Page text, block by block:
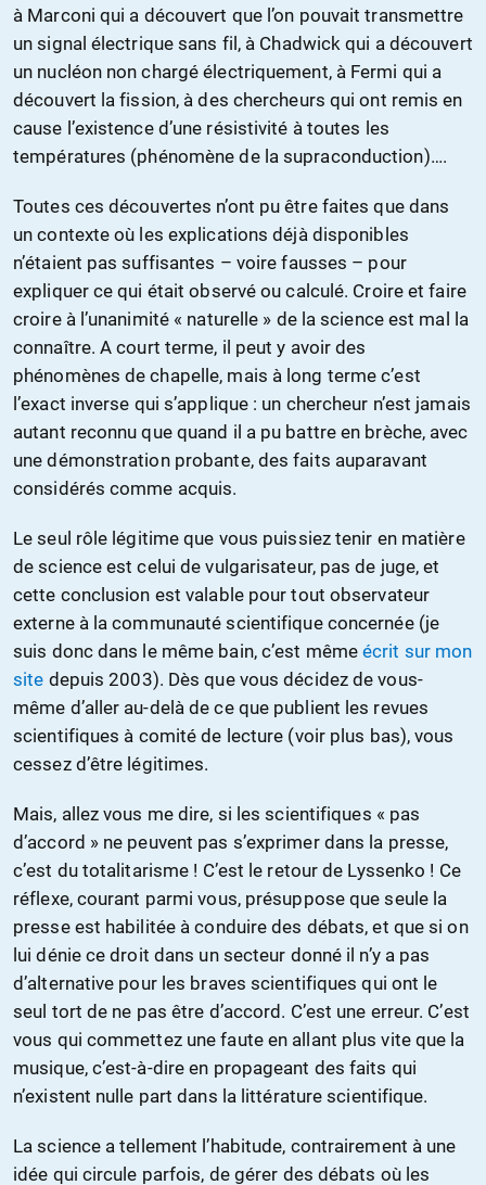
à Marconi qui a découvert que l’on pouvait transmettre
un signal électrique sans fil, à Chadwick qui a découvert
un nucléon non chargé électriquement, à Fermi qui a
découvert la fission, à des chercheurs qui ont remis en
cause l’existence d’une résistivité à toutes les
températures (phénomène de la supraconduction)….
Toutes ces découvertes n’ont pu être faites que dans
un contexte où les explications déjà disponibles
n’étaient pas suffisantes – voire fausses – pour
expliquer ce qui était observé ou calculé. Croire et faire
croire à l’unanimité « naturelle » de la science est mal la
connaître. A court terme, il peut y avoir des
phénomènes de chapelle, mais à long terme c’est
l’exact inverse qui s’applique : un chercheur n’est jamais
autant reconnu que quand il a pu battre en brèche, avec
une démonstration probante, des faits auparavant
considérés comme acquis.
Le seul rôle légitime que vous puissiez tenir en matière
de science est celui de vulgarisateur, pas de juge, et
cette conclusion est valable pour tout observateur
externe à la communauté scientifique concernée (je
suis donc dans le même bain, c’est mêmeécrit sur mon
site depuis 2003). Dès que vous décidez de vous-
même d’aller au-delà de ce que publient les revues
scientifiques à comité de lecture (voir plus bas), vous
cessez d’être légitimes.
Mais, allez vous me dire, si les scientifiques « pas
d’accord » ne peuvent pas s’exprimer dans la presse,
c’est du totalitarisme ! C’est le retour de Lyssenko ! Ce
réflexe, courant parmi vous, présuppose que seule la
presse est habilitée à conduire des débats, et que si on
lui dénie ce droit dans un secteur donné il n’y a pas
d’alternative pour les braves scientifiques qui ont le
seul tort de ne pas être d’accord. C’est une erreur. C’est
vous qui commettez une faute en allant plus vite que la
musique, c’est-à-dire en propageant des faits qui
n’existent nulle part dans la littérature scientifique.
La science a tellement l’habitude, contrairement à une
idée qui circule parfois, de gérer des débats où les